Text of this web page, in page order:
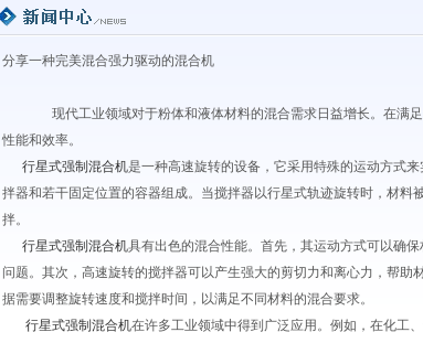
分享一种完美混合强力驱动的混合机
现代工业领域对于粉体和液体材料的混合需求日益增长。在满足
性能和效率。
行星式强制混合机是一种高速旋转的设备，它采用特殊的运动方式
拌器和若干固定位置的容器组成。当搅拌器以行星式轨迹旋转时，材
拌。
行星式强制混合机具有出色的混合性能。首先，其运动方式可以确
问题。其次，高速旋转的搅拌器可以产生强大的剪切力和离心力，帮助
据需要调整旋转速度和搅拌时间，以满足不同材料的混合要求。
行星式强制混合机在许多工业领域中得到广泛应用。例如，在化工